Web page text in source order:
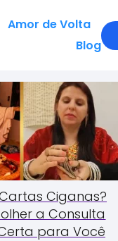
Amor de Volta
Blog
Ciganas?
a Consulta
para Você